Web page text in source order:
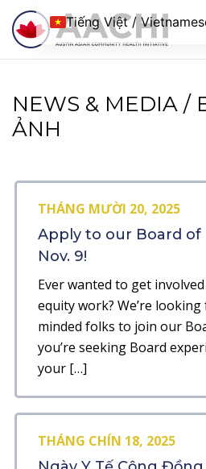
Chuyển đến nội dung
NEWS & MEDIA /
ẢNH
THÁNG MƯỜI 20, 2025
Apply to our Board of
Nov. 9!
Ever wanted to get
equity work? We’re
minded folks to join our
you’re seeking Board
your […]
THÁNG CHÍN 18, 2025
Tiếng Việt /